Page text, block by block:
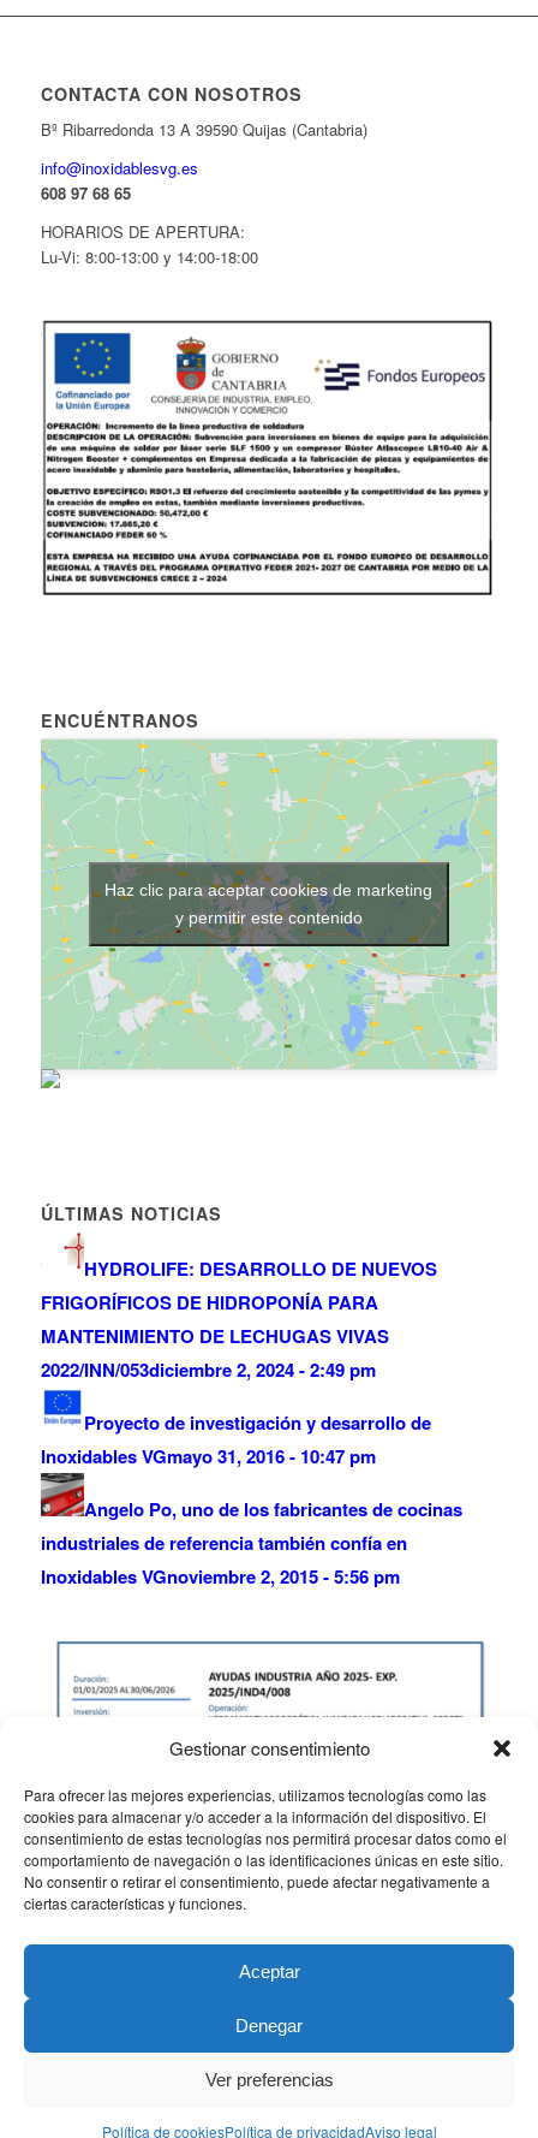
Gestionar consentimiento
Para ofrecer las mejores experiencias, utilizamos tecnologías como las
cookies para almacenar y/o acceder a la información del dispositivo. El
consentimiento de estas tecnologías nos permitirá procesar datos como el
comportamiento de navegación o las identificaciones únicas en este sitio.
No consentir o retirar el consentimiento, puede afectar negativamente a
ciertas características y funciones.
Aceptar
Denegar
Ver preferencias
Política de cookiesPolítica de privacidadAviso legal
CONTACTA CON NOSOTROS
Bº Ribarredonda 13 A 39590 Quijas (Cantabria)
info@inoxidablesvg.es
608 97 68 65
HORARIOS DE APERTURA:
Lu-Vi: 8:00-13:00 y 14:00-18:00
ENCUÉNTRANOS
Haz clic para aceptar cookies de marketing
y permitir este contenido
ÚLTIMAS NOTICIAS
HYDROLIFE: DESARROLLO DE NUEVOS
FRIGORÍFICOS DE HIDROPONÍA PARA
MANTENIMIENTO DE LECHUGAS VIVAS
2022/INN/053diciembre 2, 2024 - 2:49 pm
Proyecto de investigación y desarrollo de
Inoxidables VGmayo 31, 2016 - 10:47 pm
Angelo Po, uno de los fabricantes de cocinas
industriales de referencia también confía en
Inoxidables VGnoviembre 2, 2015 - 5:56 pm
Aviso legal
Política de privacidad Ley de transparencia